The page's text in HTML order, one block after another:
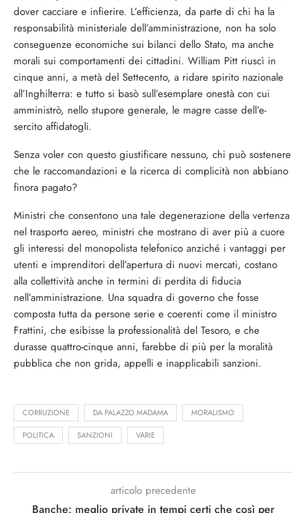
dover cac­ciare e infierire. L’efficienza, da parte di chi ha la
responsabilità ministeriale dell’amministrazione, non ha solo
con­seguenze economiche sui bilanci del­lo Stato, ma anche
morali sui compor­tamenti dei cittadini. William Pitt riu­scì in
cinque anni, a metà del Settecento, a ridare spirito nazionale
all’In­ghilterra: e tutto si basò sull’esempla­re onestà con cui
amministrò, nello stu­pore generale, le magre casse dell’e­
sercito affidatogli.
Senza voler con questo giustificare nes­suno, chi può sostenere
che le racco­mandazioni e la ricerca di complicità non abbiano
finora pagato?
Ministri che consentono una tale de­generazione della vertenza
nel trasporto aereo, ministri che mostrano di aver più a cuore
gli interessi del monopoli­sta telefonico anziché i vantaggi per
u­tenti e imprenditori dell’apertura di nuovi mercati, costano
alla collettività anche in termini di perdita di fiducia
nell’amministrazione. Una squadra di governo che fosse
composta tutta da persone serie e coerenti come il mini­stro
Frattini, che esibisse la professio­nalità del Tesoro, e che
durasse quat­tro-cinque anni, farebbe di più per la moralità
pubblica che non grida, ap­pelli e inapplicabili sanzioni.
CORRUZIONE DA PALAZZO MADAMA MORALISMO
POLITICA SANZIONI VARIE
articolo precedente
Banche: meglio private in tempi certi che così per